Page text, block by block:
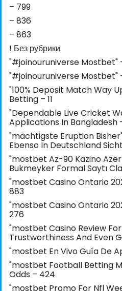
– 799
– 836
– 863
! Без рубрики
"#joinouruniverse Mostbet"
"#joinouruniverse Mostbet"
"100% Deposit Match Way
Betting – 11
"Dependable Live Cricket
Applications In Bangladesh
"mächtigste Eruption
Ebenso In Deutschland
"mostbet Az-90 Kazino
Bukmeyker Formal Saytı
"mostbet Casino Ontario
883
"mostbet Casino Ontario
276
"mostbet Casino Review
Trustworthiness And Even
"mostbet En Vivo Guía De
"mostbet Football Betting
Odds – 424
"mostbet Promo For Nfl